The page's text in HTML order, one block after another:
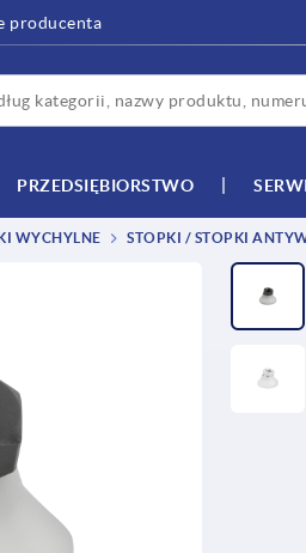
producenta
PRZEDSIĘBIORSTWO
WYCHYLNE STOPKI / STOPKI